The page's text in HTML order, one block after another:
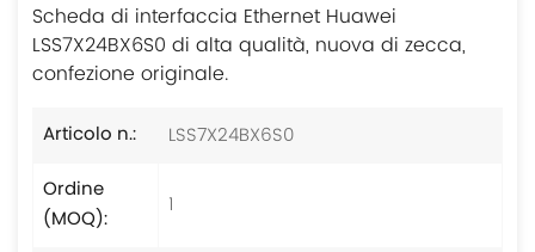
Scheda di interfaccia Ethernet Huawei
LSS7X24BX6S0 di alta qualità, nuova di zecca,
confezione originale.
Articolo n.:
LSS7X24BX6S0
Ordine
(MOQ):
1